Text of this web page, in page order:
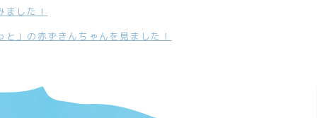
ました！
と」の赤ずきんちゃんを見ました！